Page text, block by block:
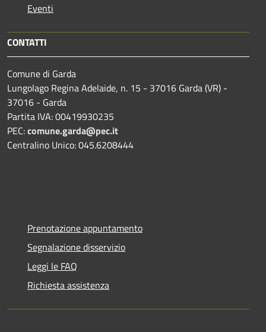
Eventi
CONTATTI
Comune di Garda
Lungolago Regina Adelaide, n. 15 - 37016 Garda (VR) -
37016 - Garda
Partita IVA: 00419930235
PEC:comune.garda@pec.it
Centralino Unico: 045.6208444
Prenotazione appuntamento
Segnalazione disservizio
Leggi le FAQ
Richiesta assistenza